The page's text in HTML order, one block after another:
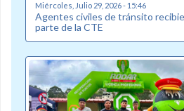
Miércoles, Julio 29, 2026 - 15:46
Agentes civiles de tránsito
parte de la CTE